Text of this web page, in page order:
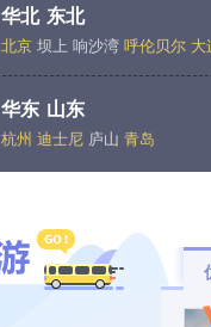
华北 东北
北京 坝上 响沙湾 呼伦贝尔 大
伊春 五大连池
华东 山东
杭州 迪士尼 庐山 青岛